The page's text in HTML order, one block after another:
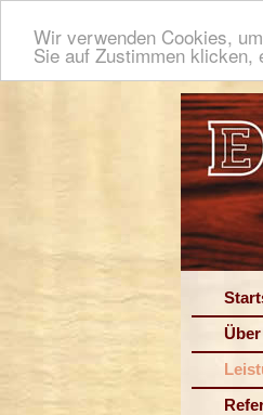
Wir verwenden Cookies,
Sie auf Zustimmen klicken,